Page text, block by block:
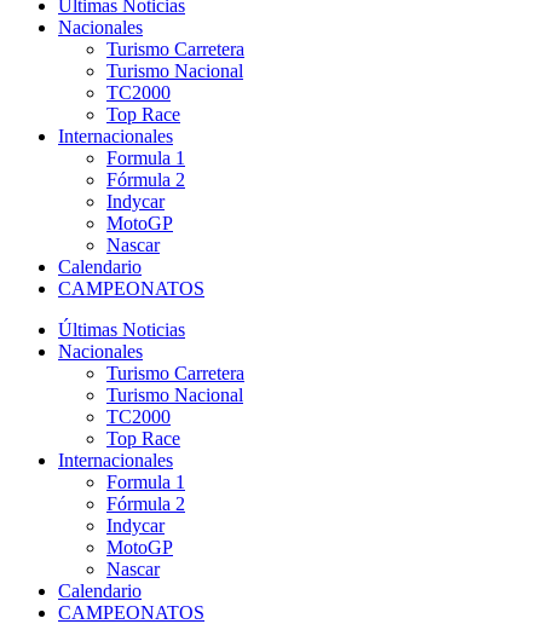
Últimas Noticias
Nacionales
Turismo Carretera
Turismo Nacional
TC2000
Top Race
Internacionales
Formula 1
Fórmula 2
Indycar
MotoGP
Nascar
Calendario
CAMPEONATOS
Últimas Noticias
Nacionales
Turismo Carretera
Turismo Nacional
TC2000
Top Race
Internacionales
Formula 1
Fórmula 2
Indycar
MotoGP
Nascar
Calendario
CAMPEONATOS